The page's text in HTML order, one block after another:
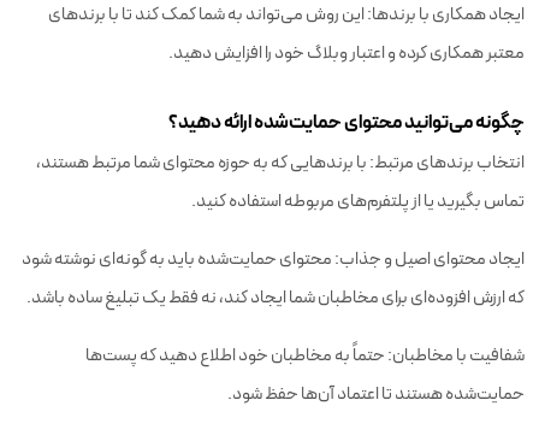
ایجاد همکاری با برندها: این روش می‌تواند به شما کمک کند تا با برندهای
معتبر همکاری کرده و اعتبار وبلاگ خود را افزایش دهید.
چگونه می‌توانید محتوای حمایت‌شده ارائه دهید؟
انتخاب برندهای مرتبط: با برندهایی که به حوزه محتوای شما مرتبط هستند،
تماس بگیرید یا از پلتفرم‌های مربوطه استفاده کنید.
ایجاد محتوای اصیل و جذاب: محتوای حمایت‌شده باید به گونه‌ای نوشته شود
که ارزش افزوده‌ای برای مخاطبان شما ایجاد کند، نه فقط یک تبلیغ ساده باشد.
شفافیت با مخاطبان: حتماً به مخاطبان خود اطلاع دهید که پست‌ها
حمایت‌شده هستند تا اعتماد آن‌ها حفظ شود.